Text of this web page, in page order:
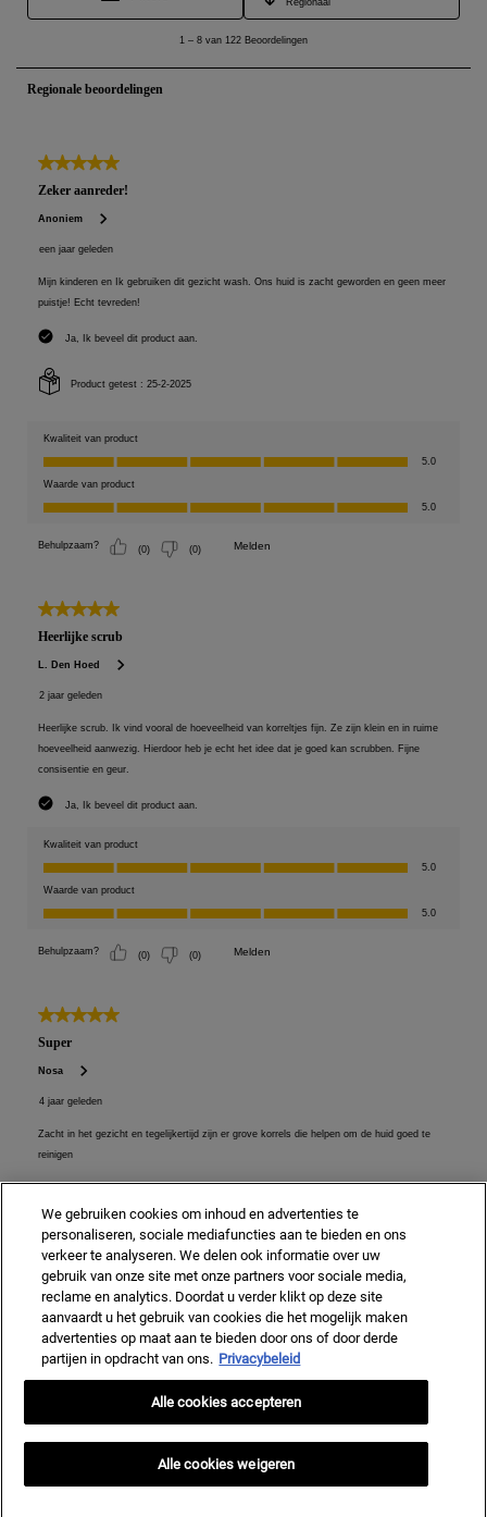
We gebruiken cookies om inhoud en advertenties te
personaliseren, sociale mediafuncties aan te bieden en ons
verkeer te analyseren. We delen ook informatie over uw
gebruik van onze site met onze partners voor sociale media,
reclame en analytics. Doordat u verder klikt op deze site
aanvaardt u het gebruik van cookies die het mogelijk maken
advertenties op maat aan te bieden door ons of door derde
partijen in opdracht van ons. Privacybeleid
Alle cookies weigeren
Alle cookies accepteren